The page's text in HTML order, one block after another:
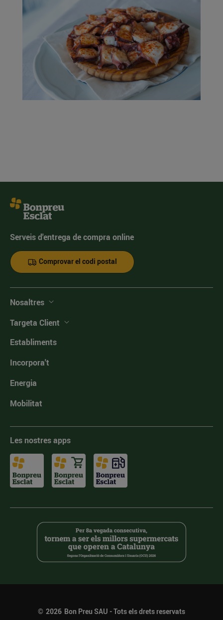
Serveis d'entrega de compra online
Comprovar el codi postal
Nosaltres
Targeta Client
Establiments
Incorpora't
Energia
Mobilitat
Les nostres apps
© 2026 Bon Preu SAU - Tots els drets reservats